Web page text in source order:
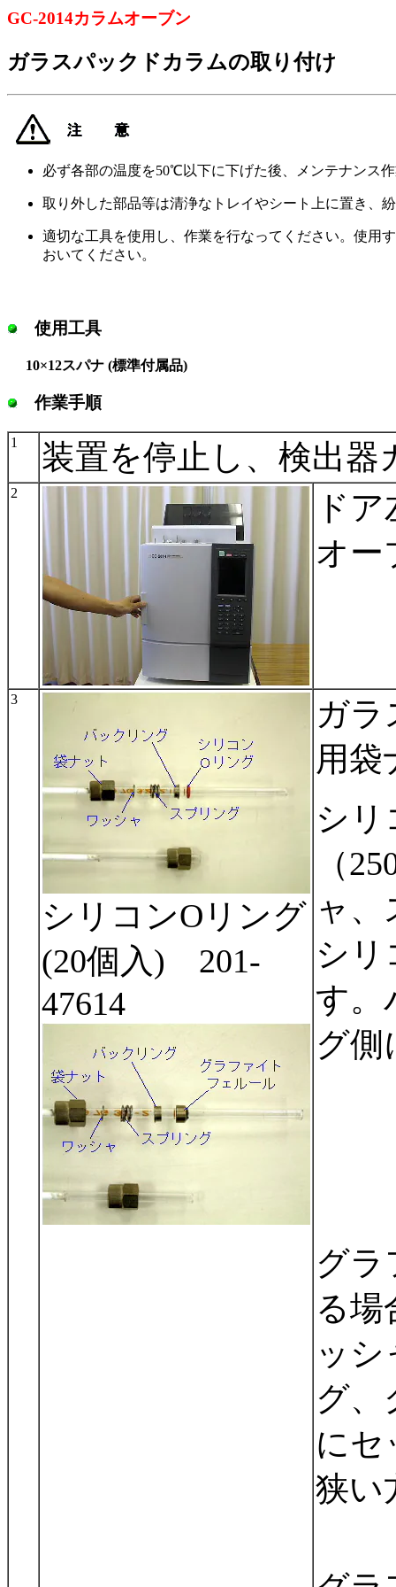
GC-2014カラムオーブン
ガラスパックドカラムの取り付け
必ず各部の温度を50℃以下に下げた後、メンテナンス
取り外した部品等は清浄なトレイやシート上に置き、
適切な工具を使用し、作業を行なってください。使用
おいてください。
使用工具
10×12スパナ (標準付属品)
作業手順
1 装置を停止し、検出
2
ド
オー
3
シリコンOリング
(20個入) 201-
47614
ガラ
用袋
シリ
（
ャ
シリ
す。
グ側
グラ
る場
ッ
グ、
にセ
狭い